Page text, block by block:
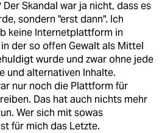
Der Skandal war ja nicht, dass es
sondern "erst dann". Ich
keine Internetplattform in
der so offen Gewalt als Mittel
wurde und zwar ohne jede
und alternativen Inhalte.
nur noch die Plattform für
Das hat auch nichts mehr
Wer sich mit sowas
für mich das Letzte.